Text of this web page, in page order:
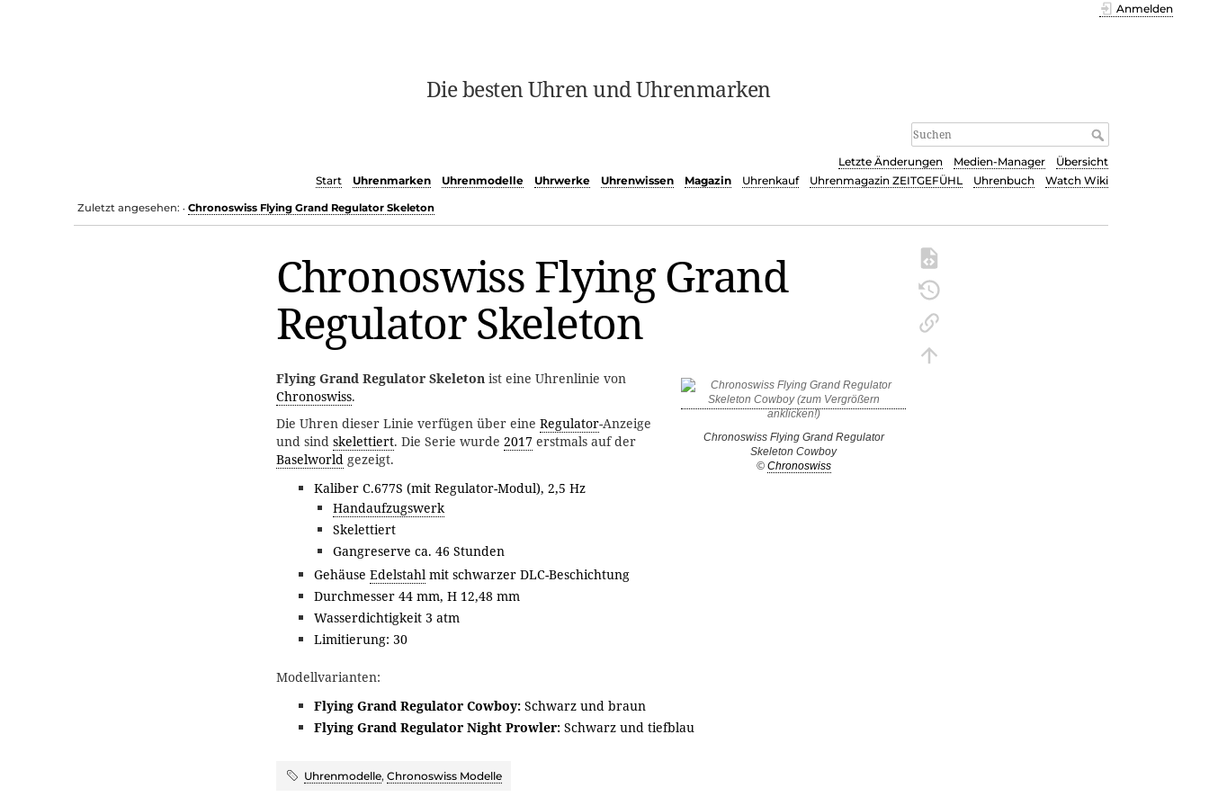
Die besten Uhren und Uhrenmarken
Anmelden
Letzte Änderungen Medien-Manager
Übersicht
Start
Uhrenmarken Uhrenmodelle Uhrwerke Uhrenwissen Magazin Uhrenkauf Uhrenmagazin ZEITGEFÜHL Uhrenbuch Watch Wiki
Zuletzt angesehen: • Chronoswiss Flying Grand Regulator Skeleton
Chronoswiss Flying Grand
Regulator Skeleton
Chronoswiss Flying Grand Regulator
Skeleton Cowboy
© Chronoswiss
Flying Grand Regulator Skeleton ist eine Uhrenlinie von
Chronoswiss.
Die Uhren dieser Linie verfügen über eine Regulator-Anzeige
und sind skelettiert. Die Serie wurde 2017 erstmals auf der
Baselworld gezeigt.
Kaliber C.677S (mit Regulator-Modul), 2,5 Hz
Handaufzugswerk
Skelettiert
Gangreserve ca. 46 Stunden
Gehäuse Edelstahl mit schwarzer DLC-Beschichtung
Durchmesser 44 mm, H 12,48 mm
Wasserdichtigkeit 3 atm
Limitierung: 30
Modellvarianten:
Flying Grand Regulator Cowboy: Schwarz und braun
Flying Grand Regulator Night Prowler: Schwarz und tiefblau
Uhrenmodelle, Chronoswiss Modelle